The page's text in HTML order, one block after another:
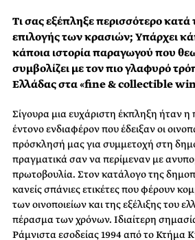
Τι σας εξέπληξε περισσότερο κατά
επιλογής των κρασιών; Υπάρχει
κάποια ιστορία παραγωγού που
συμβολίζει με τον πιο γλαφυρό
Ελλάδας στα «fine & collectible
Σίγουρα μια ευχάριστη έκπληξη ήταν η
έντονο ενδιαφέρον που έδειξαν οι
πρόσκλησή μας για συμμετοχή στη
πραγματικά σαν να περίμεναν με
πρωτοβουλία. Στον κατάλογο της
κανείς σπάνιες ετικέτες που φέρουν
των οινοποιείων και της εξέλιξης του
πέρασμα των χρόνων. Ιδιαίτερη
Ράμνιστα εσοδείας 1994 από το Κτήμα